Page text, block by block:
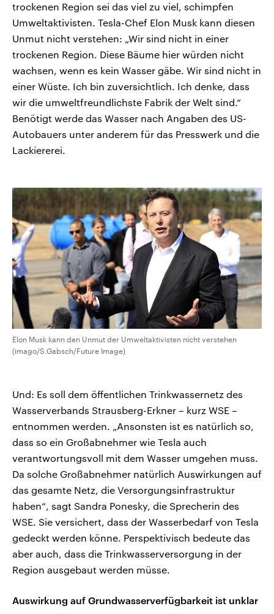
trockenen Region sei das viel zu viel, schimpfen
Umweltaktivisten. Tesla-Chef Elon Musk kann diesen
Unmut nicht verstehen: „Wir sind nicht in einer
trockenen Region. Diese Bäume hier würden nicht
wachsen, wenn es kein Wasser gäbe. Wir sind nicht in
einer Wüste. Ich bin zuversichtlich. Ich denke, dass
wir die umweltfreundlichste Fabrik der Welt sind.“
Benötigt werde das Wasser nach Angaben des US-
Autobauers unter anderem für das Presswerk und die
Lackiererei.
Elon Musk kann den Unmut der Umweltaktivisten nicht verstehen
(imago/S.Gabsch/Future Image)
Und: Es soll dem öffentlichen Trinkwassernetz des
Wasserverbands Strausberg-Erkner – kurz WSE –
entnommen werden. „Ansonsten ist es natürlich so,
dass so ein Großabnehmer wie Tesla auch
verantwortungsvoll mit dem Wasser umgehen muss.
Da solche Großabnehmer natürlich Auswirkungen auf
das gesamte Netz, die Versorgungsinfrastruktur
haben“, sagt Sandra Ponesky, die Sprecherin des
WSE. Sie versichert, dass der Wasserbedarf von Tesla
gedeckt werden könne. Perspektivisch bedeute das
aber auch, dass die Trinkwasserversorgung in der
Region ausgebaut werden müsse.
Auswirkung auf Grundwasserverfügbarkeit ist unklar